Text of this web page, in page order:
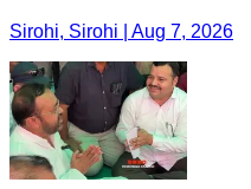
Sirohi, Sirohi | Aug 7, 2026